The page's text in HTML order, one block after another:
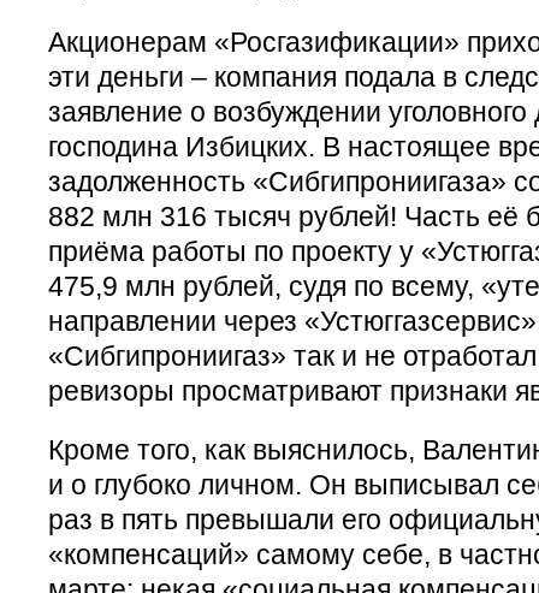
Акционерам «Росгазификации»
эти деньги – компания подала в
заявление о возбуждении
господина Избицких. В настоящее
задолженность «Сибгипрониигаза»
882 млн 316 тысяч рублей! Часть её
приёма работы по проекту у
475,9 млн рублей, судя по всему,
направлении через
«Сибгипрониигаз» так и не
ревизоры просматривают признаки
Кроме того, как выяснилось,
и о глубоко личном. Он выписывал
раз в пять превышали его
«компенсаций» самому себе, в